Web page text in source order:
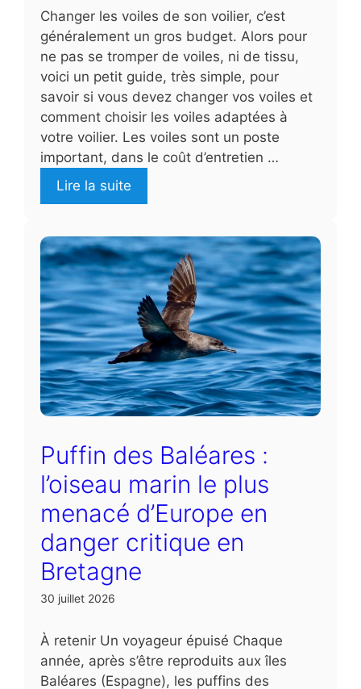
Changer les voiles de son voilier, c’est
généralement un gros budget. Alors pour
ne pas se tromper de voiles, ni de tissu,
voici un petit guide, très simple, pour
savoir si vous devez changer vos voiles et
comment choisir les voiles adaptées à
votre voilier. Les voiles sont un poste
important, dans le coût d’entretien …
Lire la suite
Puffin des Baléares :
l’oiseau marin le plus
menacé d’Europe en
danger critique en
Bretagne
30 juillet 2026
À retenir Un voyageur épuisé Chaque
année, après s’être reproduits aux îles
Baléares (Espagne), les puffins des